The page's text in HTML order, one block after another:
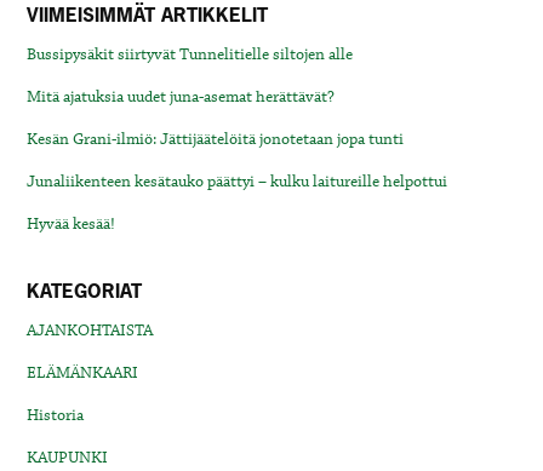
VIIMEISIMMÄT ARTIKKELIT
Bussipysäkit siirtyvät Tunnelitielle siltojen alle
Mitä ajatuksia uudet juna-asemat herättävät?
Kesän Grani-ilmiö: Jättijäätelöitä jonotetaan jopa tunti
Junaliikenteen kesätauko päättyi – kulku laitureille helpottui
Hyvää kesää!
KATEGORIAT
AJANKOHTAISTA
ELÄMÄNKAARI
Historia
KAUPUNKI